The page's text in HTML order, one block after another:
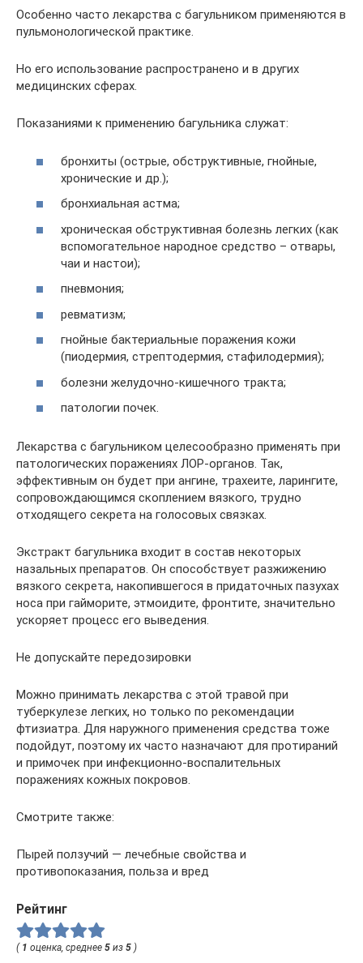
Особенно часто лекарства с багульником применяются в
пульмонологической практике.
Но его использование распространено и в других
медицинских сферах.
Показаниями к применению багульника служат:
бронхиты (острые, обструктивные, гнойные,
хронические и др.);
бронхиальная астма;
хроническая обструктивная болезнь легких (как
вспомогательное народное средство – отвары,
чаи и настои);
пневмония;
ревматизм;
гнойные бактериальные поражения кожи
(пиодермия, стрептодермия, стафилодермия);
болезни желудочно-кишечного тракта;
патологии почек.
Лекарства с багульником целесообразно применять при
патологических поражениях ЛОР-органов. Так,
эффективным он будет при ангине, трахеите, ларингите,
сопровождающимся скоплением вязкого, трудно
отходящего секрета на голосовых связках.
Экстракт багульника входит в состав некоторых
назальных препаратов. Он способствует разжижению
вязкого секрета, накопившегося в придаточных пазухах
носа при гайморите, этмоидите, фронтите, значительно
ускоряет процесс его выведения.
Не допускайте передозировки
Можно принимать лекарства с этой травой при
туберкулезе легких, но только по рекомендации
фтизиатра. Для наружного применения средства тоже
подойдут, поэтому их часто назначают для протираний
и примочек при инфекционно-воспалительных
поражениях кожных покровов.
Смотрите также:
Пырей ползучий — лечебные свойства и
противопоказания, польза и вред
Рейтинг
( 1 оценка, среднее 5 из 5 )